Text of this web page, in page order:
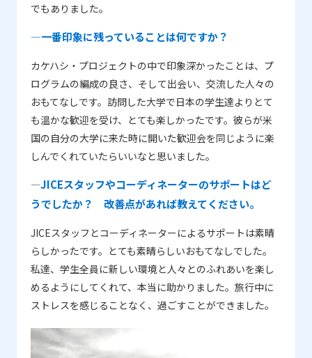
でもありました。
―一番印象に残っていることは何ですか？
カケハシ・プロジェクトの中で印象深かったことは、プ
ログラムの編成の良さ、そして出会い、交流した人々の
おもてなしです。訪問した大学で日本の学生達よりとて
も温かな歓迎を受け、とても楽しかったです。彼らが米
国の自分の大学に来た時に開いた歓迎会を同じように楽
しんでくれていたらいいなと思いました。
―JICEスタッフやコーディネーターのサポートはど
うでしたか？ 改善点があれば教えてください。
JICEスタッフとコーディネーターによるサポートは素晴
らしかったです。とても素晴らしいおもてなしでした。
私達、学生全員に新しい環境と人々とのふれあいを楽し
めるようにしてくれて、本当に助かりました。旅行中に
ストレスを感じることなく、過ごすことができました。